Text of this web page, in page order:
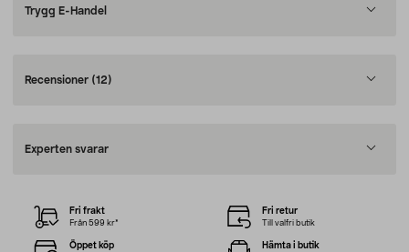
Trygg E-Handel
Recensioner (12)
Experten svarar
Fri frakt
Från 599 kr*
Fri retur
Till valfri butik
Öppet köp Hämta i butik